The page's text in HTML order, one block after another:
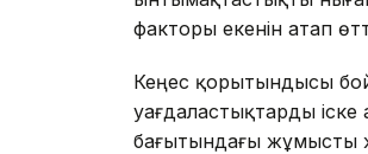
факторы екенін атап
Кеңес қорытындысы
уағдаластықтарды
бағытындағы жұмысты